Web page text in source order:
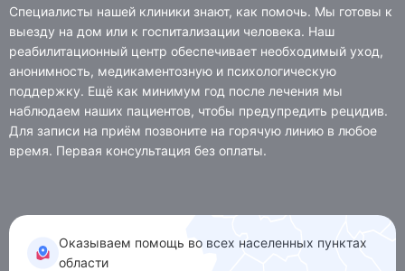
ЦЕНЫ
О КЛИНИКЕ
СТАТЬИ
Специалисты нашей клиники знают, как помочь. Мы готовы к
выезду на дом или к госпитализации человека. Наш
реабилитационный центр обеспечивает необходимый уход,
анонимность, медикаментозную и психологическую
поддержку. Ещё как минимум год после лечения мы
наблюдаем наших пациентов, чтобы предупредить рецидив.
Для записи на приём позвоните на горячую линию в любое
время. Первая консультация без оплаты.
Оказываем помощь во всех населенных пунктах
области